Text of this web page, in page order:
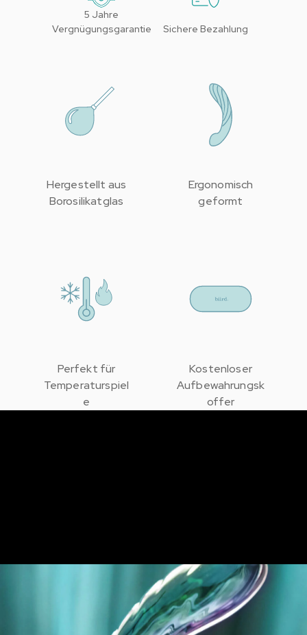
5 Jahre
Vergnügungsgarantie
Sichere Bezahlung
Hergestellt aus
Borosilikatglas
Ergonomisch
geformt
Perfekt für
Temperaturspiel
e
Kostenloser
Aufbewahrungsk
offer